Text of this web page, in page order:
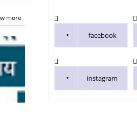
more
facebook
instagram